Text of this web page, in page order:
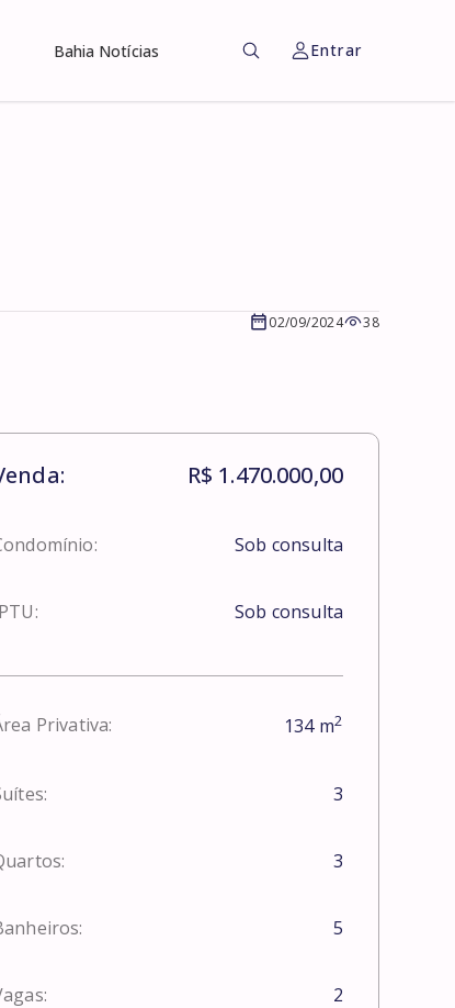
Bahia Notícias Entrar
02/09/2024 38
R$ 1.470.000,00
Sob consulta
Sob consulta
Privativa: 134m2
3
3
5
2